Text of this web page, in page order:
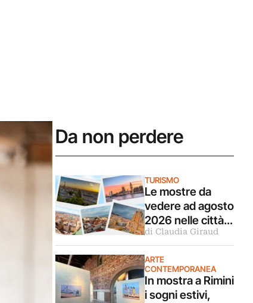
Da non perdere
TURISMO
Le mostre da
vedere ad agosto
2026 nelle città
d’arte europee
di Claudia Giraud
ARTE
CONTEMPORANEA
In mostra a Rimini
i sogni estivi,